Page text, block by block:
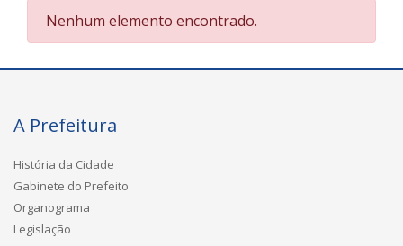
Nenhum elemento encontrado.
A Prefeitura
História da Cidade
Gabinete do Prefeito
Organograma
Legislação